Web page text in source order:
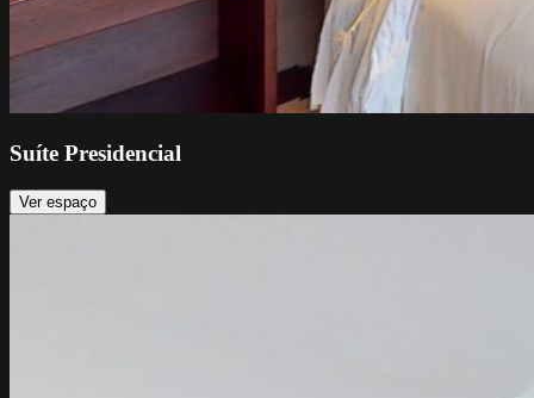
Suíte Presidencial
Ver espaço